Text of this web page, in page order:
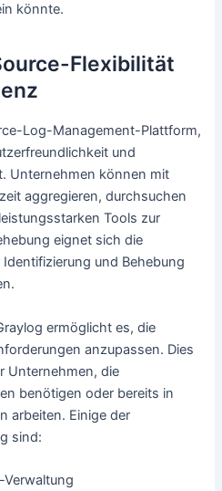
könnte.
Flexibilität
Log-Management-Plattform,
und
Unternehmen können mit
aggregieren, durchsuchen
Tools zur
eignet sich die
und Behebung
ermöglicht es, die
anzupassen. Dies
Unternehmen, die
benötigen oder bereits in
arbeiten. Einige der
sind:
Verwaltung